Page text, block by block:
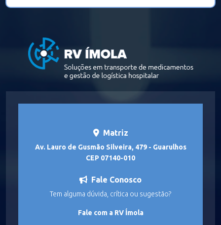
Matriz
Av. Lauro de Gusmão Silveira, 479 - Guarulhos
CEP 07140-010
Fale Conosco
Tem alguma dúvida, crítica ou sugestão?
Fale com a RV Ímola